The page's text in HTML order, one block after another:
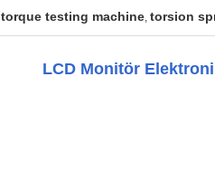
torque testing machine, torsion
LCD Monitör